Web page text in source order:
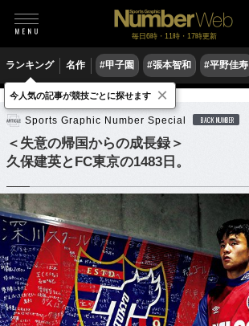
毎日6時・11時・17時更新
ランキング 名作 #甲子園 #張本智和 #平野佳寿
サッカー Jリーグ
Sports Graphic Number Special BACK NUMBER
＜失意の帰国からの成長録＞
久保建英とFC東京の1483日。
今人気の記事が競技ごとに探せます ×